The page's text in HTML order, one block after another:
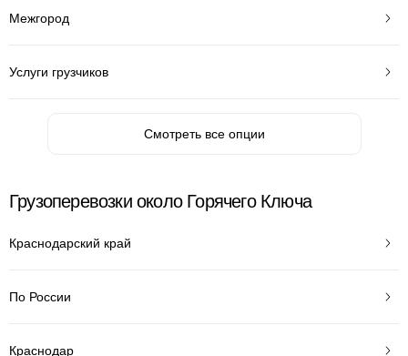
Межгород
Услуги грузчиков
Смотреть все опции
Грузоперевозки около Горячего Ключа
Краснодарский край
По России
Краснодар